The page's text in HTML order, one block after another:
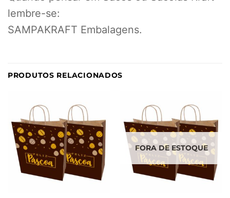
lembre-se:
SAMPAKRAFT Embalagens.
PRODUTOS RELACIONADOS
FORA DE ESTOQUE